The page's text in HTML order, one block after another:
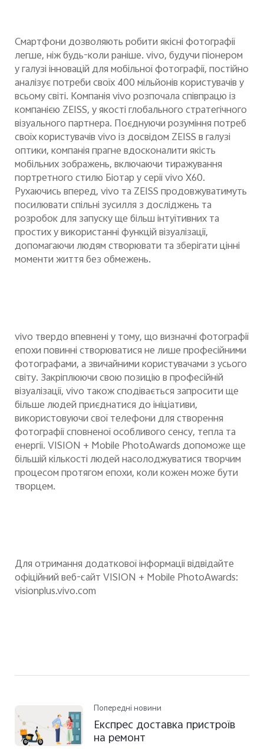
Смартфони дозволяють робити якісні фотографії
легше, ніж будь-коли раніше. vivo, будучи піонером
у галузі інновацій для мобільної фотографії, постійно
аналізує потреби своїх 400 мільйонів користувачів у
всьому світі. Компанія vivo розпочала співпрацю із
компанією ZEISS, у якості глобального стратегічного
візуального партнера. Поєднуючи розуміння потреб
своїх користувачівvivoіз досвідом ZEISS в галузі
оптики, компанія прагне вдосконалити якість
мобільних зображень, включаючи тиражування
портретного стилю Біотар у серії vivo X60.
Рухаючись вперед, vivo та ZEISS продовжуватимуть
посилювати спільні зусилля з досліджень та
розробок для запуску ще більш інтуїтивних та
простих у використанні функцій візуалізації,
допомагаючи людям створювати та зберігати цінні
моменти життя без обмежень.
vivo твердо впевнені у тому, що визначні фотографії
епохи повинні створюватися не лише професійними
фотографами, а звичайними користувачами з усього
світу. Закріплюючи свою позицію в професійній
візуалізації, vivo також сподівається запросити ще
більше людей приєднатися до ініціативи,
використовуючи свої телефони для створення
фотографії сповненої особливого сенсу, тепла та
енергії. VISION + Mobile PhotoAwards допоможе ще
більшій кількості людей насолоджуватися творчим
процесом протягом епохи, коли кожен може бути
творцем.
Для отримання додаткової інформації відвідайте
офіційний веб-сайт VISION + Mobile PhotoAwards:
visionplus.vivo.com
Попередні новини
Експрес доставка пристроїв
на ремонт